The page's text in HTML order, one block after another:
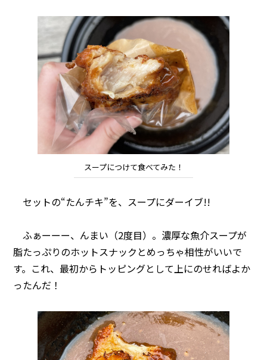
スープにつけて食べてみた！
セットの“たんチキ”を、スープにダーイブ!!
ふぁーーー、んまい（2度目）。濃厚な魚介スープが
脂たっぷりのホットスナックとめっちゃ相性がいいで
す。これ、最初からトッピングとして上にのせればよか
ったんだ！